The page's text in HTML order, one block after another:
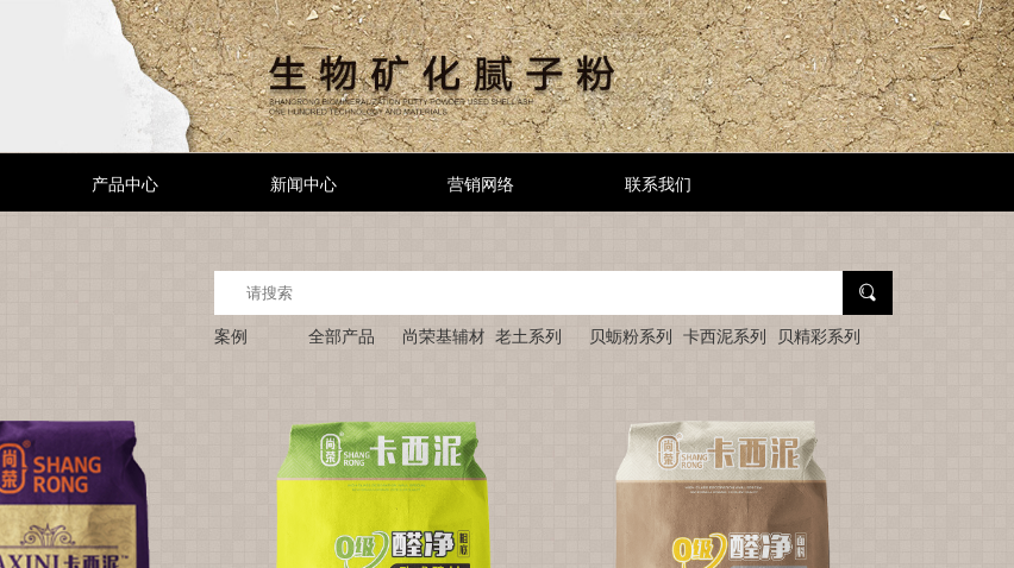
产品中心 新闻中心 营销网络 联系我们

案例 全部产品 尚荣基辅材 老土系列 贝蛎粉系列 卡西泥系列 贝精彩系列